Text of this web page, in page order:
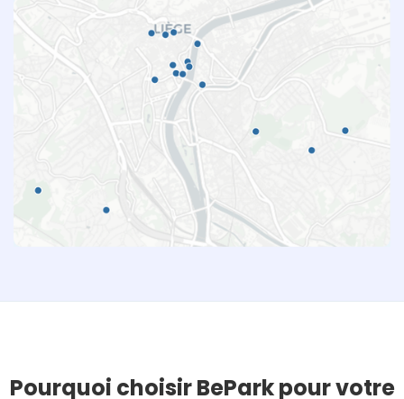
Pourquoi choisir BePark pour votre